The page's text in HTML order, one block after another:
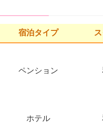
宿泊タイプ
ペンション
ホテル